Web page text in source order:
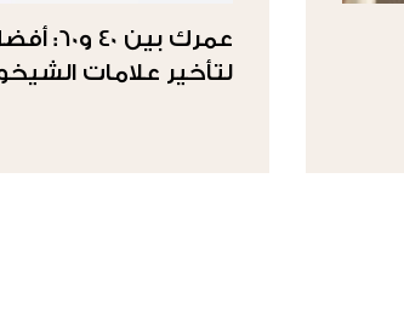
عمرك
لتأخير علامات